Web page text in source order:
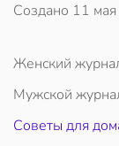
Создано 11
Женский
Мужской
Советы для